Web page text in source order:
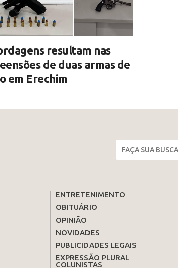
resultam nas
de duas armas de
em Erechim
ENTRETENIMENTO
OBITUÁRIO
OPINIÃO
NOVIDADES
PUBLICIDADES LEGAIS
EXPRESSÃO PLURAL
COLUNISTAS